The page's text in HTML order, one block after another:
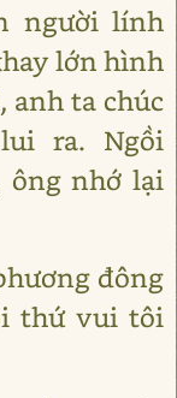
người lính
lớn hình
anh ta chúc
ra. Ngồi
ông nhớ lại
đông
thứ vui tôi